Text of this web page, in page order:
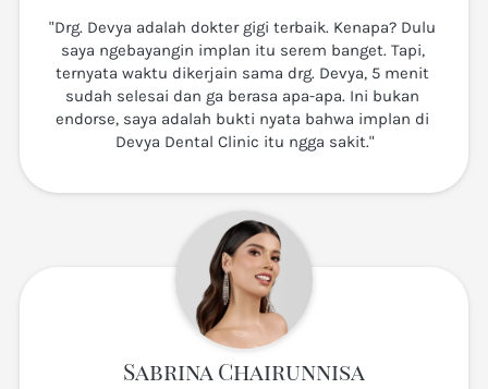
"Drg. Devya adalah dokter gigi terbaik. Kenapa? Dulu
saya ngebayangin implan itu serem banget. Tapi,
ternyata waktu dikerjain sama drg. Devya, 5 menit
sudah selesai dan ga berasa apa-apa. Ini bukan
endorse, saya adalah bukti nyata bahwa implan di
Devya Dental Clinic itu ngga sakit."
Sabrina Chairunnisa